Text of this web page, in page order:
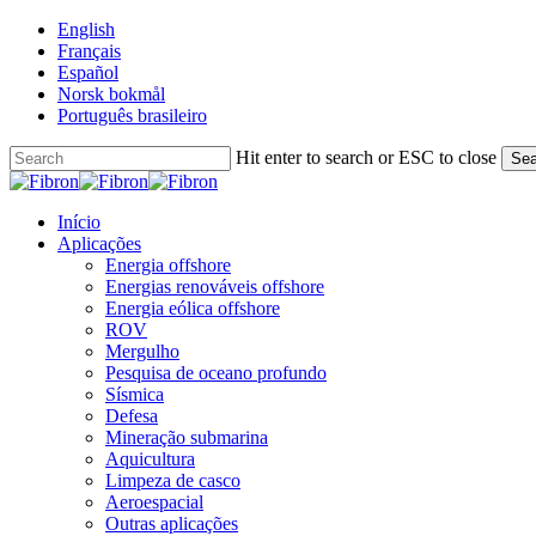
Skip
main
content
English
Français
Español
Norsk bokmål
Português brasileiro
Hit enter to search or ESC to close
Close
Menu
Início
Aplicações
Energia offshore
Energias renováveis offshore
Energia eólica offshore
ROV
Mergulho
Pesquisa de oceano profundo
Sísmica
Defesa
Mineração submarina
Aquicultura
Limpeza de casco
Aeroespacial
Outras aplicações